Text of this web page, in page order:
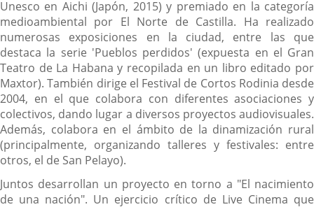
Unesco en Aichi (Japón, 2015) y premiado en la categoría
medioambiental por El Norte de Castilla. Ha realizado
numerosas exposiciones en la ciudad, entre las que
destaca la serie 'Pueblos perdidos' (expuesta en el Gran
Teatro de La Habana y recopilada en un libro editado por
Maxtor). También dirige el Festival de Cortos Rodinia desde
2004, en el que colabora con diferentes asociaciones y
colectivos, dando lugar a diversos proyectos audiovisuales.
Además, colabora en el ámbito de la dinamización rural
(principalmente, organizando talleres y festivales: entre
otros, el de San Pelayo).
Juntos desarrollan un proyecto en torno a "El nacimiento
de una nación". Un ejercicio crítico de Live Cinema que